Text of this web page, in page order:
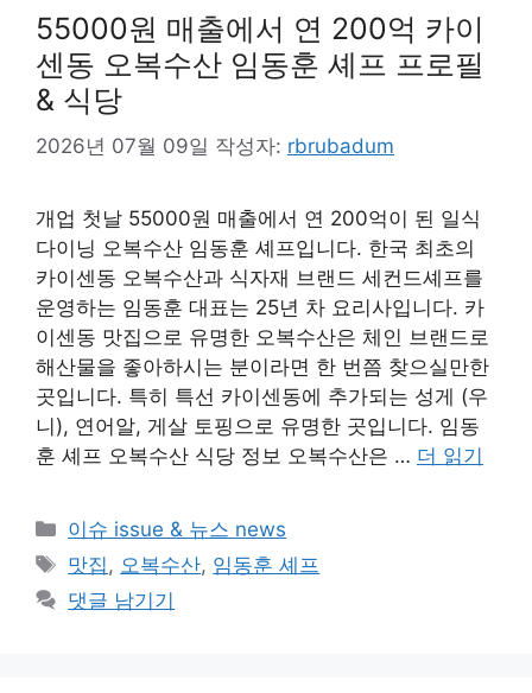
55000원 매출에서 연 200억 카이
센동 오복수산 임동훈 셰프 프로필
& 식당
2026년 07월 09일 작성자: rbrubadum
개업 첫날 55000원 매출에서 연 200억이 된 일식
다이닝 오복수산 임동훈 셰프입니다. 한국 최초의
카이센동 오복수산과 식자재 브랜드 세컨드셰프를
운영하는 임동훈 대표는 25년 차 요리사입니다. 카
이센동 맛집으로 유명한 오복수산은 체인 브랜드로
해산물을 좋아하시는 분이라면 한 번쯤 찾으실만한
곳입니다. 특히 특선 카이센동에 추가되는 성게 (우
니), 연어알, 게살 토핑으로 유명한 곳입니다. 임동
훈 셰프 오복수산 식당 정보 오복수산은 … 더 읽기
카
테
고
리
이슈 issue & 뉴스 news
태
그
맛집 , 오복수산, 임동훈 셰프
댓글 남기기